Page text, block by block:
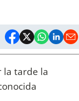
la tarde la